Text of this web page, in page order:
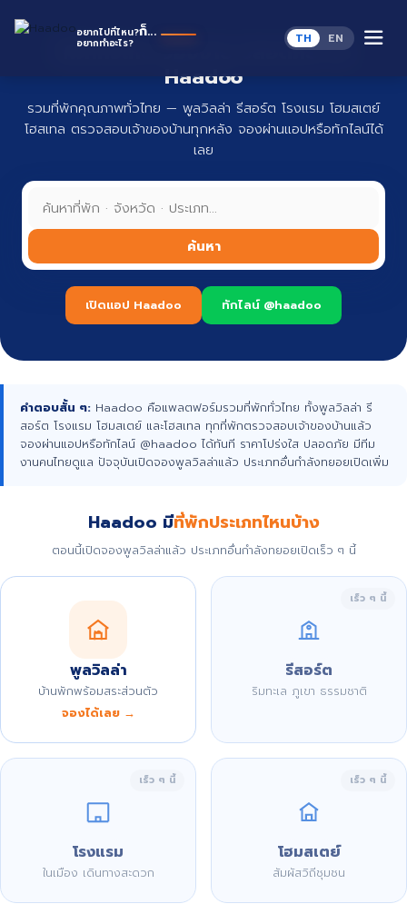
อยากไปที่ไหน?
อยากทำอะไร?
ก็... ห TH EN
ที่พักทั่วไทย จองง่าย ปลอดภัย กับ
Haadoo
รวมที่พักคุณภาพทั่วไทย — พูลวิลล่า รีสอร์ต โรงแรม โฮมสเตย์
โฮสเทล ตรวจสอบเจ้าของบ้านทุกหลัง จองผ่านแอปหรือทักไลน์ได้
เลย
ค้นหา
เปิดแอป Haadoo ทักไลน์ @haadoo
คำตอบสั้น ๆ: Haadoo คือแพลตฟอร์มรวมที่พักทั่วไทย ทั้งพูลวิลล่า รี
สอร์ต โรงแรม โฮมสเตย์ และโฮสเทล ทุกที่พักตรวจสอบเจ้าของบ้านแล้ว
จองผ่านแอปหรือทักไลน์ @haadoo ได้ทันที ราคาโปร่งใส ปลอดภัย มีทีม
งานคนไทยดูแล ปัจจุบันเปิดจองพูลวิลล่าแล้ว ประเภทอื่นกำลังทยอยเปิดเพิ่ม
Haadoo มีที่พักประเภทไหนบ้าง
ตอนนี้เปิดจองพูลวิลล่าแล้ว ประเภทอื่นกำลังทยอยเปิดเร็ว ๆ นี้
พูลวิลล่า
บ้านพักพร้อมสระส่วนตัว
จองได้เลย →
เร็ว ๆ นี้
รีสอร์ต
ริมทะเล ภูเขา ธรรมชาติ
เร็ว ๆ นี้
โรงแรม
ในเมือง เดินทางสะดวก
เร็ว ๆ นี้
โฮมสเตย์
สัมผัสวิถีชุมชน